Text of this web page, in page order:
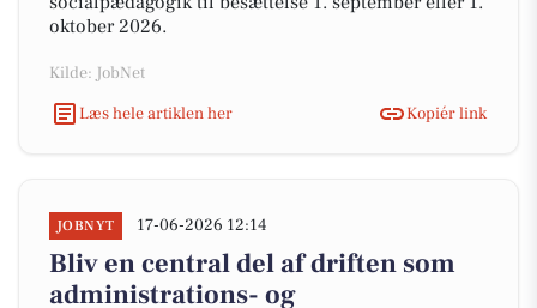
oktober 2026.
Kilde: JobNet
Læs hele artiklen her
Kopiér link
JOBNYT 17-06-2026 12:14
Bliv en central del af driften som
administrations- og